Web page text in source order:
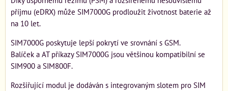
příjmu (eDRX) může SIM7000G prodloužit životnost baterie až
na 10 let.
SIM7000G poskytuje lepší pokrytí ve srovnání s GSM.
Balíček a AT příkazy SIM7000G jsou většinou kompatibilní se
SIM900 a SIM800F.
Rozšiřující modul je dodáván s integrovaným slotem pro SIM